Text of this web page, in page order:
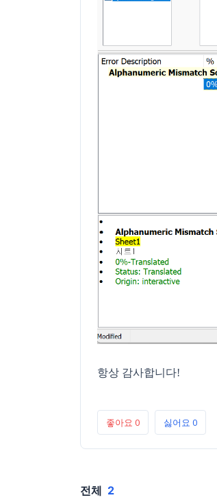
항상 감사합니다!
좋아요 0 싫어요 0
전체 2